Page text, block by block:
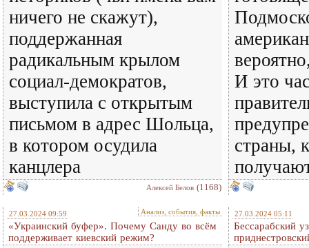
ничего не скажут),
поддержанная
радикальным крылом
социал-демократов,
выступила с открытым
письмом в адрес Шольца,
в котором осудила
канцлера
Алексей Белов (1168)
И это
страны,
27.03.2024 09:59 Анализ, события, факты
«Украинский буфер». Почему Санду во всём
поддерживает киевский режим?
27.03.2024 05:11
Бессарабский